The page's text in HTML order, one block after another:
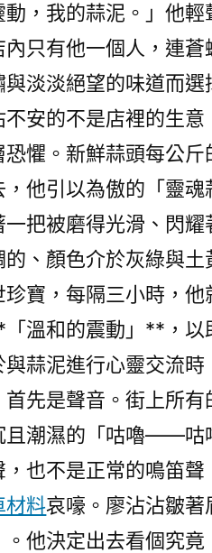
廣
貨】
OSDER
奧
斯
德
件
商
守
穩
后
場，
遠
續
航，
撐
到
尾！〉
動，我的蒜泥。」他
只有他一個人，連蒼
淡淡絕望的味道而
安的不是店裡的生
懼。新鮮蒜頭每公斤
他引以為傲的「靈魂
一把被磨得光滑、閃
、顏色介於灰綠與土
寶，每隔三小時，
溫和的震動」**，以
蒜泥進行心靈交流
先是聲音。街上所有
且潮濕的「咕嚕——
，也不是正常的鳴笛
材料哀嚎。廖沾沾皺
他決定出去看個究竟